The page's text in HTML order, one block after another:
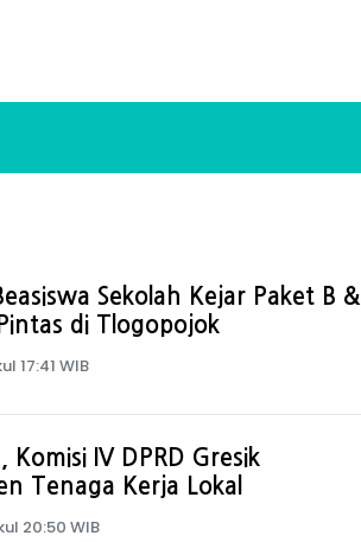
Sekolah Kejar Paket B &
di Tlogopojok
17:41 WIB
Komisi IV DPRD Gresik
Tenaga Kerja Lokal
20:50 WIB